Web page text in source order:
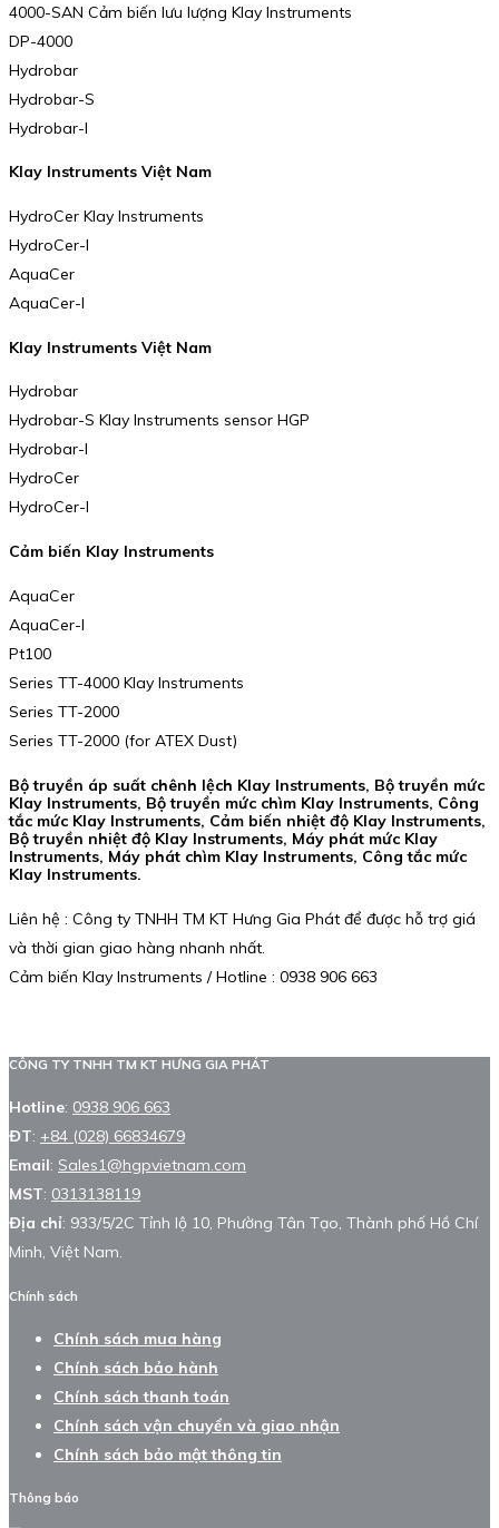
4000-SAN Cảm biến lưu lượng Klay Instruments
DP-4000
Hydrobar
Hydrobar-S
Hydrobar-I
Klay Instruments Việt Nam
HydroCer Klay Instruments
HydroCer-I
AquaCer
AquaCer-I
Klay Instruments Việt Nam
Hydrobar
Hydrobar-S Klay Instruments sensor HGP
Hydrobar-I
HydroCer
HydroCer-I
Cảm biến Klay Instruments
AquaCer
AquaCer-I
Pt100
Series TT-4000 Klay Instruments
Series TT-2000
Series TT-2000 (for ATEX Dust)
Bộ truyền áp suất chênh lệch Klay Instruments, Bộ truyền mức
Klay Instruments, Bộ truyền mức chìm Klay Instruments, Công
tắc mức Klay Instruments, Cảm biến nhiệt độ Klay Instruments,
Bộ truyền nhiệt độ Klay Instruments, Máy phát mức Klay
Instruments, Máy phát chìm Klay Instruments, Công tắc mức
Klay Instruments.
Liên hệ : Công ty TNHH TM KT Hưng Gia Phát để được hỗ trợ giá
và thời gian giao hàng nhanh nhất.
Cảm biến Klay Instruments / Hotline : 0938 906 663
CÔNG TY TNHH TM KT HƯNG GIA PHÁT
Hotline: 0938 906 663
ĐT: +84 (028) 66834679
Email: Sales1@hgpvietnam.com
MST: 0313138119
Địa chỉ: 933/5/2C Tỉnh lộ 10, Phường Tân Tạo, Thành phố Hồ Chí
Minh, Việt Nam.
Chính sách
Chính sách mua hàng
Chính sách bảo hành
Chính sách thanh toán
Chính sách vận chuyển và giao nhận
Chính sách bảo mật thông tin
Thông báo